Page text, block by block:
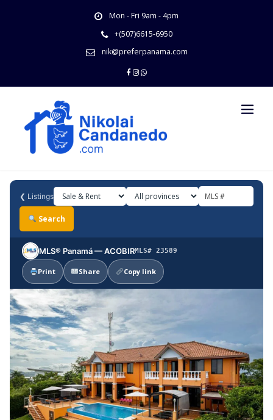
Mon - Fri 9am - 4pm
+(507)6615-6950
nik@preferpanama.com
❮ Listings
Search
MLS® Panamá — ACOBIRMLS# 23589
Print Share Copy link